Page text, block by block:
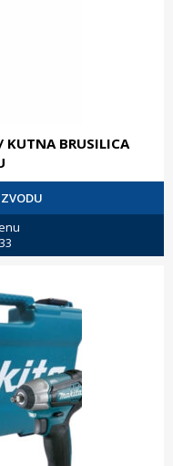
KUTNA BRUSILICA